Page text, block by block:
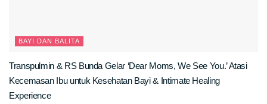
BAYI DAN BALITA
Transpulmin & RS Bunda Gelar ‘Dear Moms, We See You.’ Atasi
Kecemasan Ibu untuk Kesehatan Bayi & Intimate Healing
Experience